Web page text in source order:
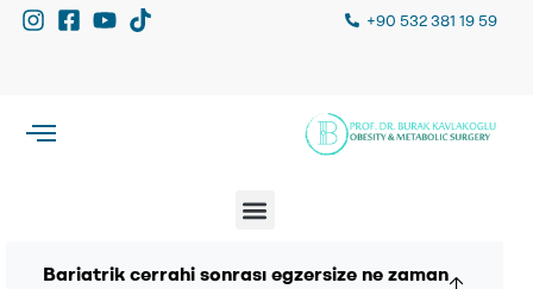
+90 532 381 19 59
Bariatrik cerrahi sonrası egzersize ne zaman